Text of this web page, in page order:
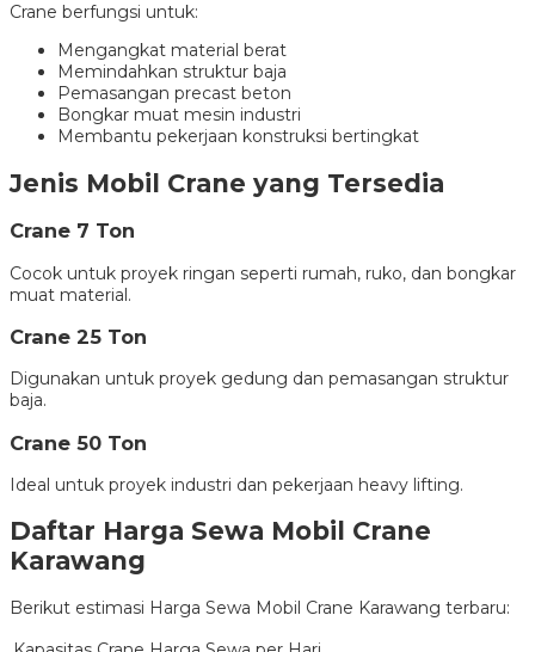
Crane berfungsi untuk:
Mengangkat material berat
Memindahkan struktur baja
Pemasangan precast beton
Bongkar muat mesin industri
Membantu pekerjaan konstruksi bertingkat
Jenis Mobil Crane yang Tersedia
Crane 7 Ton
Cocok untuk proyek ringan seperti rumah, ruko, dan bongkar
muat material.
Crane 25 Ton
Digunakan untuk proyek gedung dan pemasangan struktur
baja.
Crane 50 Ton
Ideal untuk proyek industri dan pekerjaan heavy lifting.
Daftar Harga Sewa Mobil Crane
Karawang
Berikut estimasi Harga Sewa Mobil Crane Karawang terbaru: